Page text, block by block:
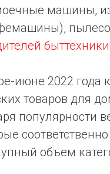
машины,
быттехники
июне 2022 года
товаров для
популярности
объем